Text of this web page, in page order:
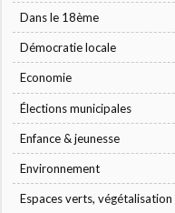
Dans le 18ème
Démocratie locale
Economie
Élections municipales
Enfance & jeunesse
Environnement
Espaces verts, végétalisation